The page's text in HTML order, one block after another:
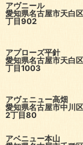
アヴニール
愛知県名古屋市天白
丁目902
アプローズ平針
愛知県名古屋市天白
丁目1003
アヴェニュー高畑
愛知県名古屋市中川
2丁目80
アベニュー本山